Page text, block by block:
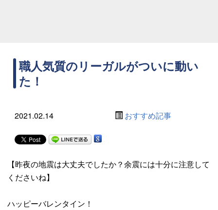
職人気質のリーガルがついに動い
た！
2021.02.14 おすすめ記事
【昨夜の地震は大丈夫でしたか？余震には十分に注意して
くださいね】
ハッピーバレンタイン！